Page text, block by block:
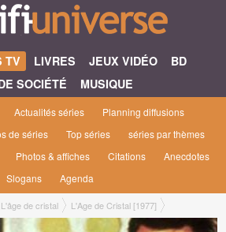
TV LIVRES JEUX VIDÉO
BD
SOCIÉTÉ
MUSIQUE
Actualités séries
Planning diffusions
de séries Top séries
séries par thèmes
Photos & affiches Citations
Anecdotes
Slogans
Agenda
de cristal L'Age de Cristal [1977]